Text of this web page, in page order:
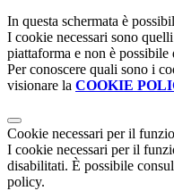
In questa schermata è
I cookie necessari sono
piattaforma e non è
Per conoscere quali sono i
visionare la COOKIE
Cookie necessari per il
I cookie necessari per il
disabilitati. È possibile
policy.